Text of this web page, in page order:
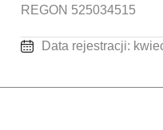
REGON 525034515
Data rejestracji: